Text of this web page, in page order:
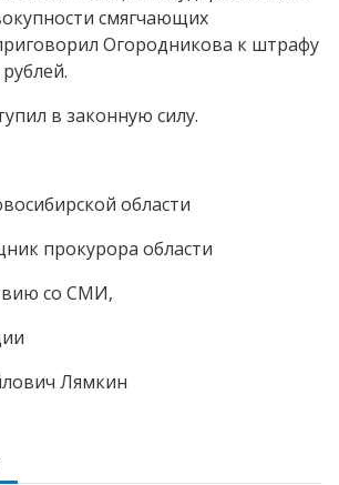
смягчающих
Огородникова к штрафу
в законную силу.
области
прокурора области
со СМИ,
Лямкин